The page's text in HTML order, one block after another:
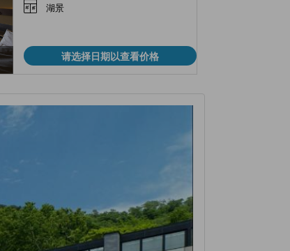
湖景
请选择日期以查看价格